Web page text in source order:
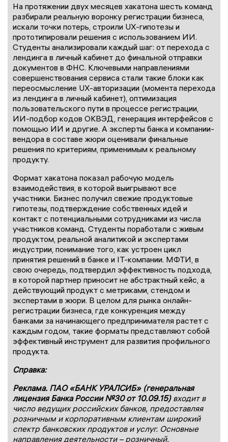
На протяжении двух месяцев хакатона шесть команд
разбирали реальную воронку регистрации бизнеса,
искали точки потерь, строили UX-гипотезы и
прототипировали решения с использованием ИИ.
Студенты анализировали каждый шаг: от перехода с
лендинга в личный кабинет до финальной отправки
документов в ФНС. Ключевыми направлениями
совершенствования сервиса стали такие блоки как
переосмысление UX-авторизации (момента перехода
из лендинга в личный кабинет), оптимизация
пользовательского пути в процессе регистрации,
ИИ-подбор кодов ОКВЭД, генерация интерфейсов с
помощью ИИ и другие. А эксперты банка и компании-
вендора в составе жюри оценивали финальные
решения по критериям, применимым к реальному
продукту.
Формат хакатона показал рабочую модель
взаимодействия, в которой выигрывают все
участники. Бизнес получил свежие продуктовые
гипотезы, подтверждение собственных идей и
контакт с потенциальными сотрудниками из числа
участников команд. Студенты поработали с живым
продуктом, реальной аналитикой и экспертами
индустрии, понимание того, как устроен цикл
принятия решений в банке и IT-компании. МФТИ, в
свою очередь, подтвердил эффективность подхода,
в которой партнер приносит не абстрактный кейс, а
действующий продукт с метриками, стендом и
экспертами в жюри. В целом для рынка онлайн-
регистрации бизнеса, где конкуренция между
банками за начинающего предпринимателя растет с
каждым годом, такие форматы представляют собой
эффективный инструмент для развития профильного
продукта.
Справка:
Реклама. ПАО «БАНК УРАЛСИБ» (генеральная
лицензия Банка России №30 от 10.09.15)входит в
число ведущих российских банков, предоставляя
розничным и корпоративным клиентам широкий
спектр банковских продуктов и услуг. Основные
направления деятельности – розничный,